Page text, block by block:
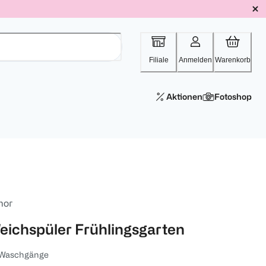
Filiale Anmelden Warenkorb
Aktionen Fotoshop
Frühlingsgarten